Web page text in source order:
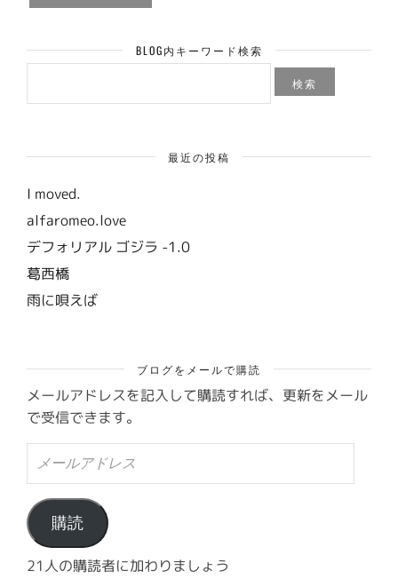
BLOG内キーワード検索
検
最近の投稿
I moved.
alfaromeo.love
デフォリアル ゴジラ -1.0
葛西橋
雨に唄えば
ブログをメールで購読
メールアドレスを記入して購読すれば、更新をメール
で受信できます。
ル
ア
ド
レ
ス
購読
21人の購読者に加わりましょう